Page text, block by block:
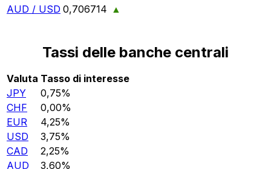
AUD / USD 0,706714 ▲
Tassi delle banche centrali
Valuta Tasso di interesse
JPY
0,75%
CHF
0,00%
EUR
4,25%
USD
3,75%
CAD
2,25%
AUD
3,60%